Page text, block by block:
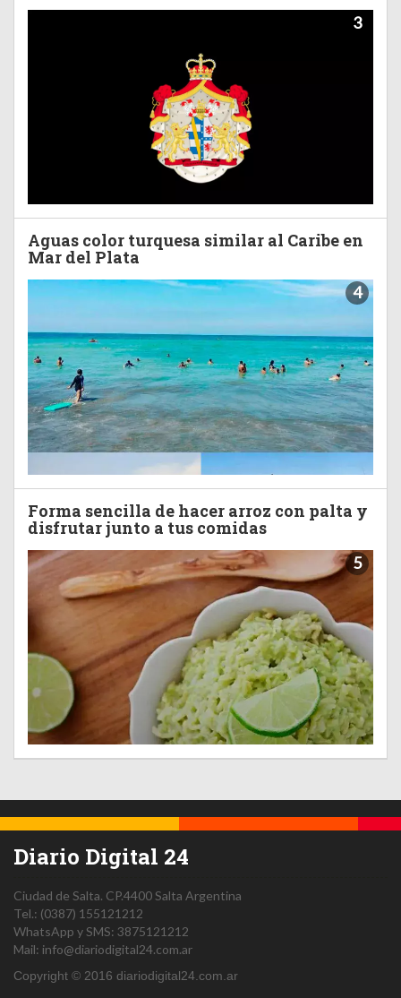
3
Aguas color turquesa similar al Caribe en
Mar del Plata
4
Forma sencilla de hacer arroz con palta y
disfrutar junto a tus comidas
5
Diario Digital 24
Ciudad de Salta. CP.4400Salta Argentina
Tel.: (0387) 155121212
WhatsApp y SMS: 3875121212
Mail: info@diariodigital24.com.ar
Copyright © 2016 diariodigital24.com.ar